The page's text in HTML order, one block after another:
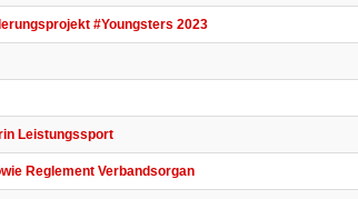
#Youngsters 2023
Leistungssport
Reglement Verbandsorgan